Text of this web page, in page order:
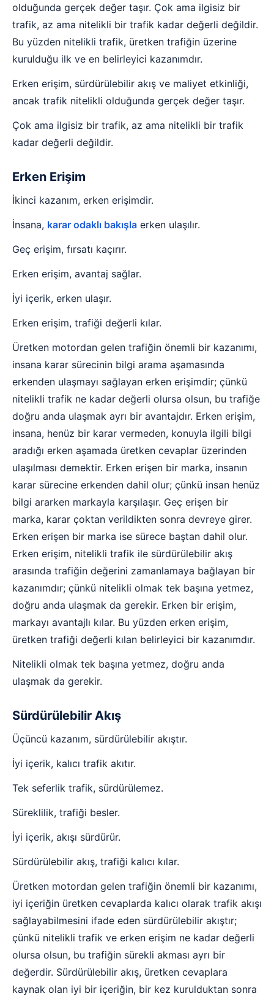
olduğunda gerçek değer taşır. Çok ama ilgisiz bir
trafik, az ama nitelikli bir trafik kadar değerli değildir.
Bu yüzden nitelikli trafik, üretken trafiğin üzerine
kurulduğu ilk ve en belirleyici kazanımdır.
Erken erişim, sürdürülebilir akış ve maliyet etkinliği,
ancak trafik nitelikli olduğunda gerçek değer taşır.
Çok ama ilgisiz bir trafik, az ama nitelikli bir trafik
kadar değerli değildir.
Erken Erişim
İkinci kazanım, erken erişimdir.
İnsana, karar odaklı bakışla erken ulaşılır.
Geç erişim, fırsatı kaçırır.
Erken erişim, avantaj sağlar.
İyi içerik, erken ulaşır.
Erken erişim, trafiği değerli kılar.
Üretken motordan gelen trafiğin önemli bir kazanımı,
insana karar sürecinin bilgi arama aşamasında
erkenden ulaşmayı sağlayan erken erişimdir; çünkü
nitelikli trafik ne kadar değerli olursa olsun, bu trafiğe
doğru anda ulaşmak ayrı bir avantajdır. Erken erişim,
insana, henüz bir karar vermeden, konuyla ilgili bilgi
aradığı erken aşamada üretken cevaplar üzerinden
ulaşılması demektir. Erken erişen bir marka, insanın
karar sürecine erkenden dahil olur; çünkü insan henüz
bilgi ararken markayla karşılaşır. Geç erişen bir
marka, karar çoktan verildikten sonra devreye girer.
Erken erişen bir marka ise sürece baştan dahil olur.
Erken erişim, nitelikli trafik ile sürdürülebilir akış
arasında trafiğin değerini zamanlamaya bağlayan bir
kazanımdır; çünkü nitelikli olmak tek başına yetmez,
doğru anda ulaşmak da gerekir. Erken bir erişim,
markayı avantajlı kılar. Bu yüzden erken erişim,
üretken trafiği değerli kılan belirleyici bir kazanımdır.
Nitelikli olmak tek başına yetmez, doğru anda
ulaşmak da gerekir.
Sürdürülebilir Akış
Üçüncü kazanım, sürdürülebilir akıştır.
İyi içerik, kalıcı trafik akıtır.
Tek seferlik trafik, sürdürülemez.
Süreklilik, trafiği besler.
İyi içerik, akışı sürdürür.
Sürdürülebilir akış, trafiği kalıcı kılar.
Üretken motordan gelen trafiğin önemli bir kazanımı,
iyi içeriğin üretken cevaplarda kalıcı olarak trafik akışı
sağlayabilmesini ifade eden sürdürülebilir akıştır;
çünkü nitelikli trafik ve erken erişim ne kadar değerli
olursa olsun, bu trafiğin sürekli akması ayrı bir
değerdir. Sürdürülebilir akış, üretken cevaplara
kaynak olan iyi bir içeriğin, bir kez kurulduktan sonra